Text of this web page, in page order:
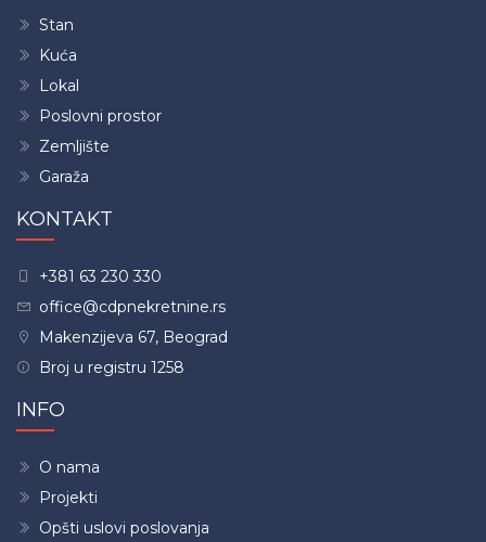
Stan
Kuća
Lokal
Poslovni prostor
Zemljište
Garaža
KONTAKT
+381 63 230 330
office@cdpnekretnine.rs
Makenzijeva 67, Beograd
Broj u registru 1258
INFO
O nama
Projekti
Opšti uslovi poslovanja